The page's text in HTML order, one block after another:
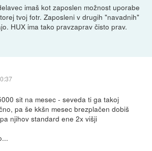
imaš kot zaposlen možnost uporabe
tvoj fotr. Zaposleni v drugih "navadnih"
HUX ima tako pravzaprav čisto prav.
sit na mesec - seveda ti ga takoj
pa še kkšn mesec brezplačen dobiš
njihov standard ene 2x višji